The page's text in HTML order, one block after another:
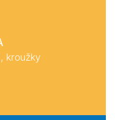
kroužky